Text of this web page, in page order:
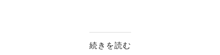
続きを読む